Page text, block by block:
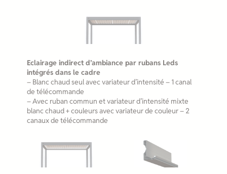
Eclairage indirect d’ambiance par rubans Leds
intégrés dans le cadre
– Blanc chaud seul avec variateur d’intensité – 1 canal
de télécommande
– Avec ruban commun et variateur d’intensité mixte
blanc chaud + couleurs avec variateur de couleur – 2
canaux de télécommande